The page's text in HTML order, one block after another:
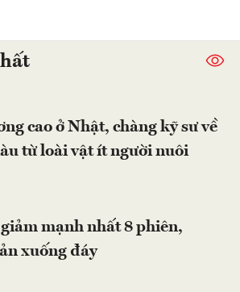
cao ở Nhật, chàng kỹ sư về
từ loài vật ít người nuôi
mạnh nhất 8 phiên,
xuống đáy